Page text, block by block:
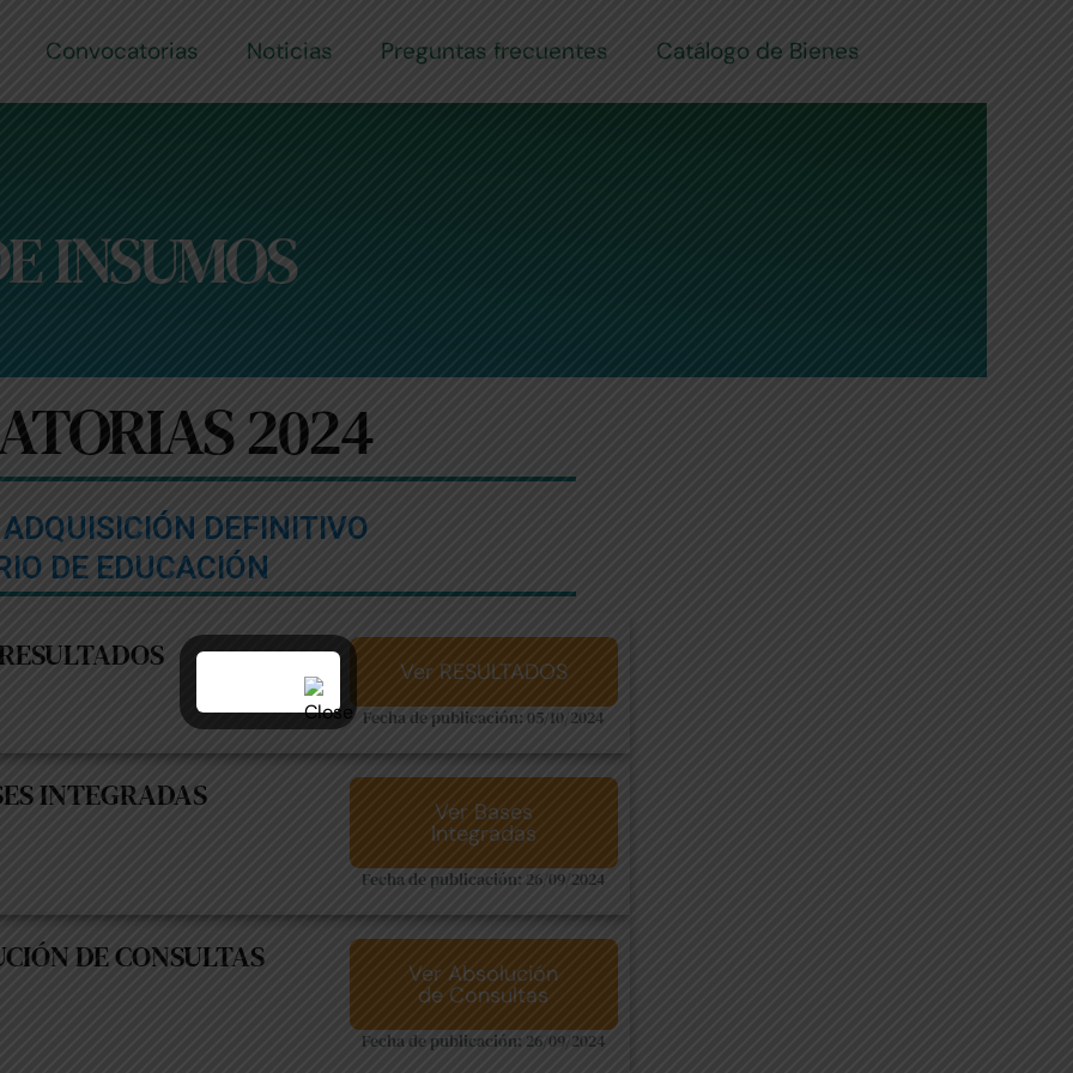
Convocatorias Noticias Preguntas frecuentes Catálogo de Bienes
INSUMOS
2024
DEFINITIVO
DE EDUCACIÓN
Ver RESULTADOS
Fecha de publicación: 05/10/2024
INTEGRADAS Ver Bases
Integradas
Fecha de publicación: 26/09/2024
DE CONSULTAS Ver Absolución
de Consultas
Fecha de publicación: 26/09/2024